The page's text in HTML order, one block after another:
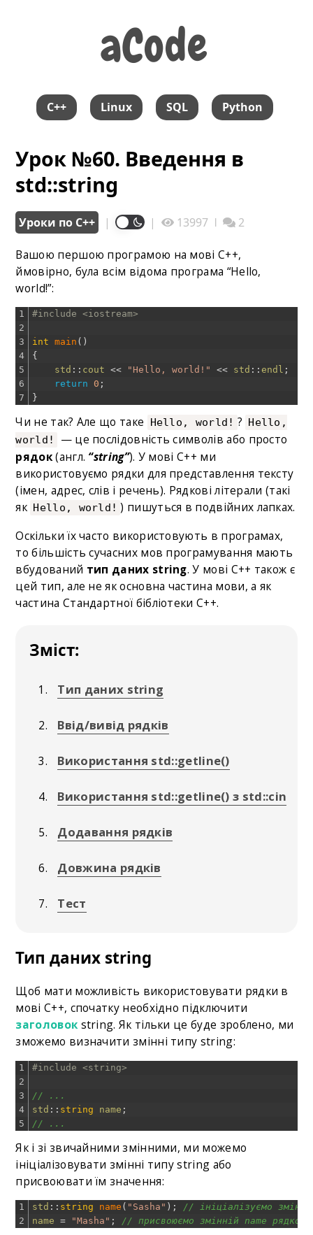
aCode
aCode
C++ Linux SQL Python
Урок №60. Введення в
std::string
Уроки по С++ | | 13997 ǀ 2
Вашою першою програмою на мові C++,
ймовірно, була всім відома програма “Hello,
world!”:
1
2
3
4
5
6
7
#include <iostream>
int main ( )
{
std :: cout << "Hello, world!" << std ::endl ;
return
0 ;
}
Чи не так? Але що таке Hello, world! ?
Hello,
world!
— це послідовність символів або просто
рядок(англ. “string”). У мові C++ ми
використовуємо рядки для представлення тексту
(імен, адрес, слів і речень). Рядкові літерали (такі
як Hello, world! ) пишуться в подвійних лапках.
Оскільки їх часто використовують в програмах,
то більшість сучасних мов програмування мають
вбудований тип даних string. У мові C++ також є
цей тип, але не як основна частина мови, а як
частина Стандартної бібліотеки С++.
Зміст:
Тип даних string
Ввід/вивід рядків
Використання std::getline()
Використання std::getline() з std::cin
Додавання рядків
Довжина рядків
Тест
Тип даних string
Щоб мати можливість використовувати рядки в
мові C++, спочатку необхідно підключити
заголовокstring. Як тільки це буде зроблено, ми
зможемо визначити змінні типу string:
1
2
3
4
5
#include <string>
// ...
std :: string name ;
// ...
Як і зі звичайними змінними, ми можемо
ініціалізовувати змінні типу string або
присвоювати їм значення:
1
2
std :: string name ( "Sasha" ) ;
// ініціалізуємо
name
= "Masha" ; // присвоюємо змінній name